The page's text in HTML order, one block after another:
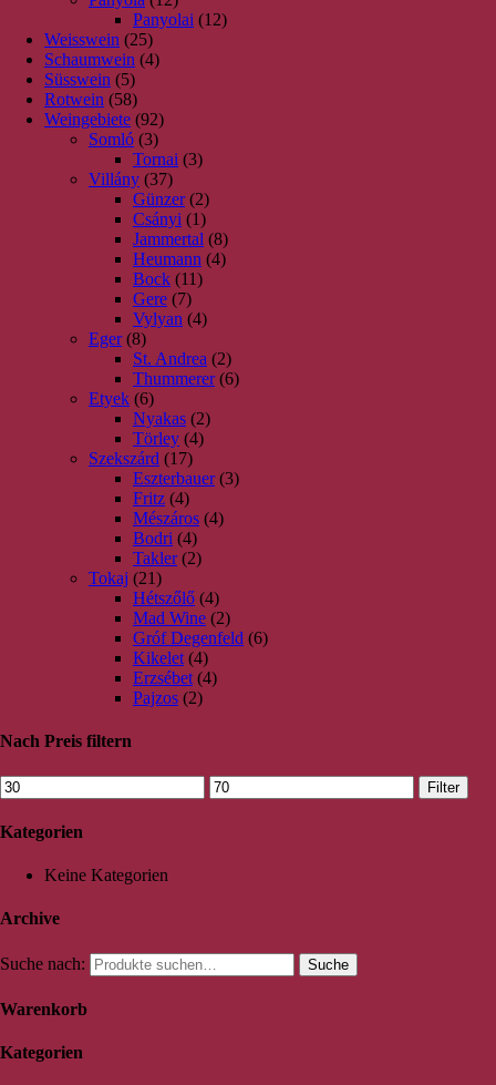
Panyolai (12)
Weisswein (25)
Schaumwein (4)
Süsswein (5)
Rotwein (58)
Weingebiete (92)
Somló (3)
Tornai (3)
Villány (37)
Günzer (2)
Csányi (1)
Jammertal (8)
Heumann (4)
Bock (11)
Gere (7)
Vylyan (4)
Eger (8)
St. Andrea (2)
Thummerer (6)
Etyek (6)
Nyakas (2)
Törley (4)
Szekszárd (17)
Eszterbauer (3)
Fritz (4)
Mészáros (4)
Bodri (4)
Takler (2)
Tokaj (21)
Hétszőlő (4)
Mad Wine (2)
Gróf Degenfeld (6)
Kikelet (4)
Erzsébet (4)
Pajzos (2)
Nach Preis filtern
Filter
Kategorien
Keine Kategorien
Archive
Suche nach: Suche
Warenkorb
Kategorien